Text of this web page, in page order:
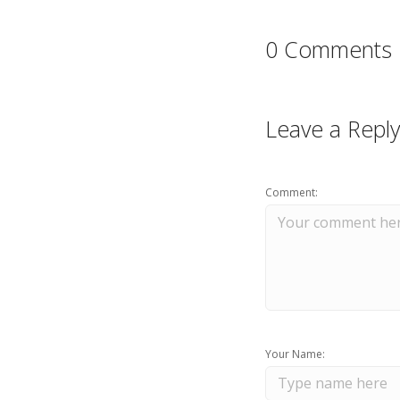
0 Comments
Leave a Reply
Comment:
Your Name: